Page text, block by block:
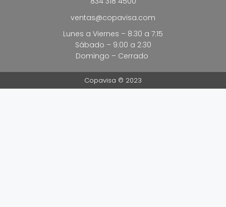
ventas@copavisa.com
Lunes a Viernes – 8:30 a 7:15
Sábado – 9:00 a 2:30
Domingo – Cerrado
Copavisa © 2023